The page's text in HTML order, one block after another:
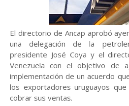
El directorio de Ancap aprobó
una delegación de la
presidente José Coya y el
Venezuela con el objetivo de
implementación de un acuerdo
los exportadores uruguayos
cobrar sus ventas.